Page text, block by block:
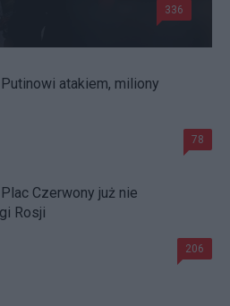
336
atakiem, miliony
78
Czerwony już nie
Rosji
206